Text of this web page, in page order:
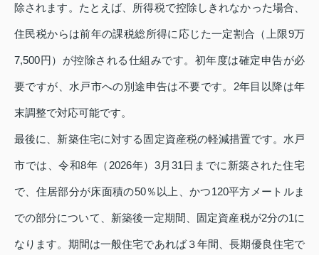
除されます。たとえば、所得税で控除しきれなかった場合、
住民税からは前年の課税総所得に応じた一定割合（上限9万
7,500円）が控除される仕組みです。初年度は確定申告が必
要ですが、水戸市への別途申告は不要です。2年目以降は年
末調整で対応可能です。
最後に、新築住宅に対する固定資産税の軽減措置です。水戸
市では、令和8年（2026年）3月31日までに新築された住宅
で、住居部分が床面積の50％以上、かつ120平方メートルま
での部分について、新築後一定期間、固定資産税が2分の1に
なります。期間は一般住宅であれば３年間、長期優良住宅で